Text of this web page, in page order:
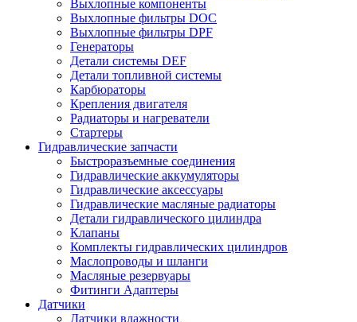
Выхлопные компоненты
Выхлопные фильтры DOC
Выхлопные фильтры DPF
Генераторы
Детали системы DEF
Детали топливной системы
Карбюраторы
Крепления двигателя
Радиаторы и нагреватели
Стартеры
Гидравлические запчасти
Быстроразъемные соединения
Гидравлические аккумуляторы
Гидравлические аксессуары
Гидравлические масляные радиаторы
Детали гидравлического цилиндра
Клапаны
Комплекты гидравлических цилиндров
Маслопроводы и шланги
Масляные резервуары
Фитинги Адаптеры
Датчики
Датчики влажности